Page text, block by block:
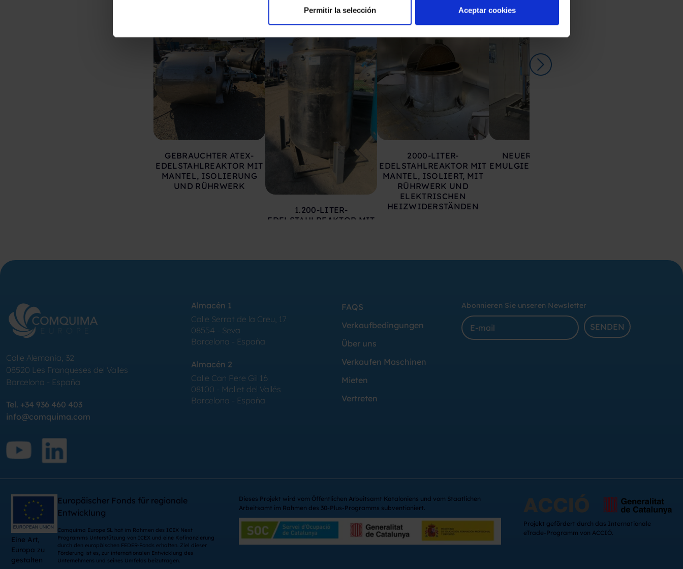
Permitir la selección Aceptar cookies
GEBRAUCHTER ATEX-
EDELSTAHLREAKTOR MIT
MANTEL, ISOLIERUNG
UND RÜHRWERK
1.200-LITER-
EDELSTAHLREAKTOR MIT
ELEKTRISCHEN
2000-LITER-
EDELSTAHLREAKTOR MIT
MANTEL, ISOLIERT, MIT
RÜHRWERK UND
ELEKTRISCHEN
HEIZWIDERSTÄNDEN
NEUER COSMOS 250
EMULGIERREAKTOR-SKID
Calle Alemania, 32
08520 Les Franqueses del Valles
Barcelona - España
Tel. +34 936 460 403
info@comquima.com
Almacén 1
Calle Serrat de la Creu, 17
08554 - Seva
Barcelona - España
Almacén 2
Calle Can Pere Gil 16
08100 - Mollet del Vallés
Barcelona - España
FAQS
Verkaufbedingungen
Über uns
Verkaufen Maschinen
Mieten
Vertreten
Abonnieren Sie unseren Newsletter
SENDEN
Eine Art,
Europa zu
gestalten
Europäischer Fonds für regionale
Entwicklung
Comquima Europe SL hat im Rahmen des ICEX Next
Programms Unterstützung von ICEX und eine Kofinanzierung
durch den europäischen FEDER-Fonds erhalten. Ziel dieser
Förderung ist es, zur internationalen Entwicklung des
Unternehmens und seines Umfelds beizutragen.
Dieses Projekt wird vom Öffentlichen Arbeitsamt Kataloniens und vom Staatlichen
Arbeitsamt im Rahmen des 30-Plus-Programms subventioniert.
Projekt gefördert durch das Internationale
eTrade-Programm von ACCIÓ.